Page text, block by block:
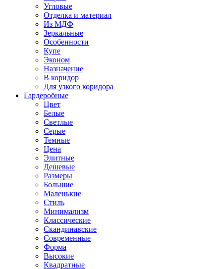
Угловые
Отделка и материал
Из МДФ
Зеркальные
Особенности
Купе
Эконом
Назначение
В коридор
Для узкого коридора
Гардеробные
Цвет
Белые
Светлые
Серые
Темные
Цена
Элитные
Дешевые
Размеры
Большие
Маленькие
Стиль
Минимализм
Классические
Скандинавские
Современные
Форма
Высокие
Квадратные